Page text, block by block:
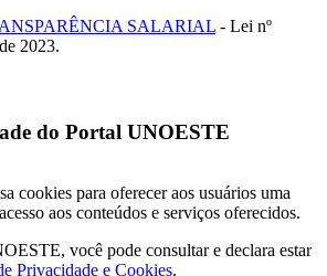
SALARIAL - Lei nº
2023.
do Portal UNOESTE
cookies para oferecer aos usuários uma
aos conteúdos e serviços oferecidos.
você pode consultar e declara estar
Privacidade e Cookies.